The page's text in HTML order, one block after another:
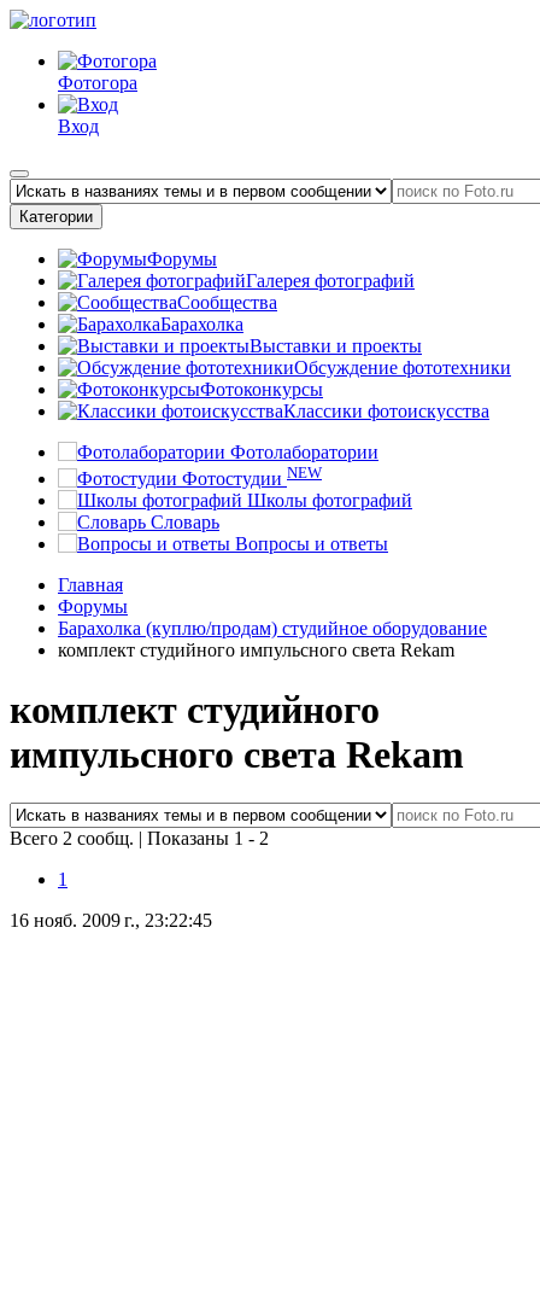
Фотогора
Вход
Категории
Форумы
Галерея фотографий
Сообщества
Барахолка
Выставки и проекты
Обсуждение фототехники
Фотоконкурсы
Классики фотоискусства
Фотолаборатории
Фотостудии NEW
Школы фотографий
Словарь
Вопросы и ответы
Главная
Форумы
Барахолка (куплю/продам) студийное оборудование
комплект студийного импульсного света Rekam
комплект студийного
импульсного света Rekam
Всего 2 сообщ. | Показаны 1 - 2
1
16 нояб. 2009 г., 23:22:45